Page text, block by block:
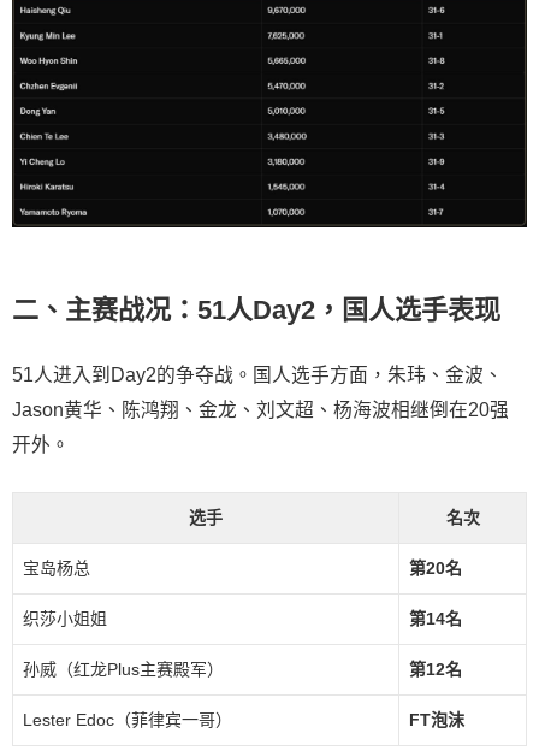
二、主赛战况：51人Day2，国人选手表现
51人进入到Day2的争夺战。国人选手方面，朱玮、金波、
Jason黄华、陈鸿翔、金龙、刘文超、杨海波相继倒在20强
开外。
选手 名次
宝岛杨总 第20名
织莎小姐姐 第14名
孙威（红龙Plus主赛殿军） 第12名
Lester Edoc（菲律宾一哥） FT泡沫